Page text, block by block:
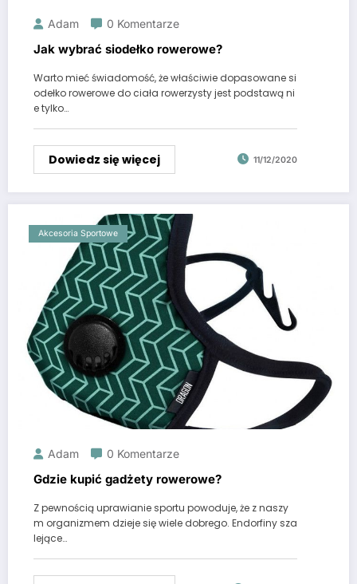
Adam 0 Komentarze
Jak wybrać siodełko rowerowe?
Warto mieć świadomość, że właściwie dopasowane si
odełko rowerowe do ciała rowerzysty jest podstawą ni
e tylko…
Dowiedz się więcej 11/12/2020
Akcesoria Sportowe
Adam 0 Komentarze
Gdzie kupić gadżety rowerowe?
Z pewnością uprawianie sportu powoduje, że z naszy
m organizmem dzieje się wiele dobrego. Endorfiny sza
lejące…